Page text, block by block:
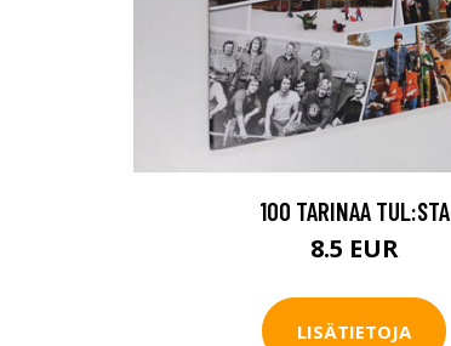
100 TARINAA TUL:STA
8.5 EUR
LISÄTIETOJA